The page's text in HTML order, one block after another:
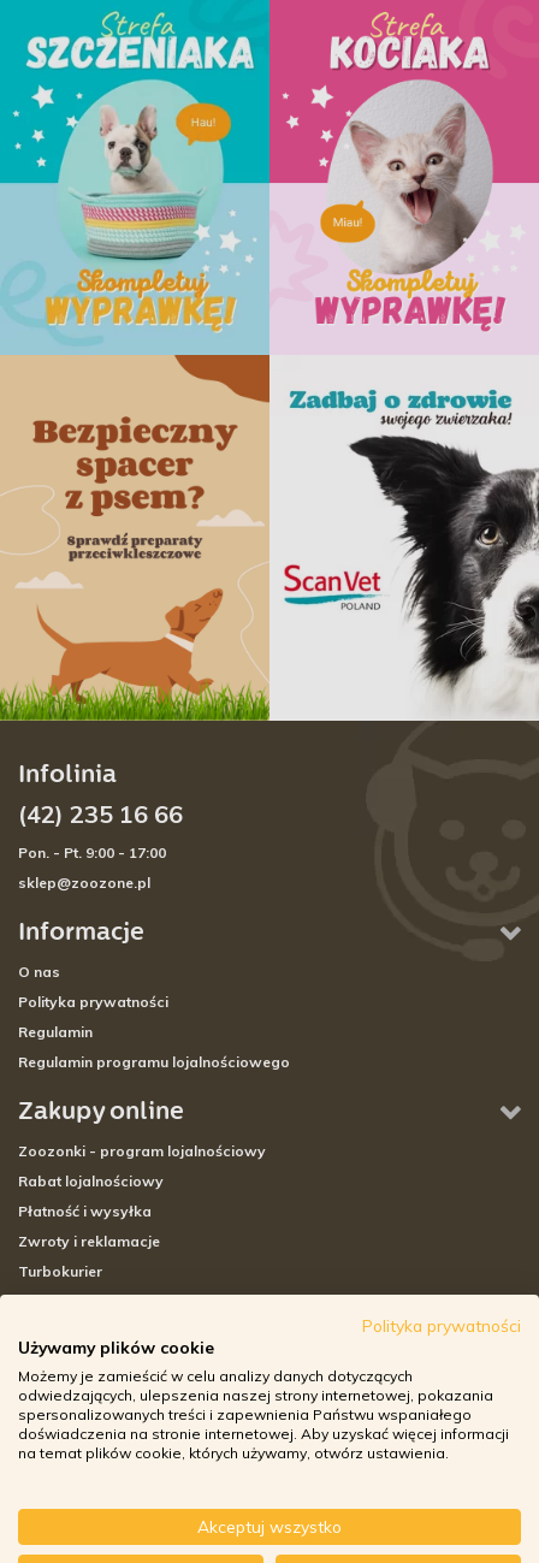
Informacje
O nas
Polityka prywatności
Regulamin
Regulamin programu lojalnościowego
Zakupy online
Zoozonki - program lojalnościowy
Rabat lojalnościowy
Płatność i wysyłka
Zwroty i reklamacje
Turbokurier
Adresy sklepów stacjonarnych
Godziny otwarcia sklepów
Aplikacja zoozone.pl
Zwroty i reklamacje
Infolinia
(42) 235 16 66
Pon. - Pt. 9:00 - 17:00
sklep@zoozone.pl
Polityka prywatności
Używamy plików cookie
Możemy je zamieścić w celu analizy danych dotyczących
odwiedzających, ulepszenia naszej strony internetowej, pokazania
spersonalizowanych treści i zapewnienia Państwu wspaniałego
doświadczenia na stronie internetowej. Aby uzyskać więcej informacji
na temat plików cookie, których używamy, otwórz ustawienia.
Akceptuj wszystko